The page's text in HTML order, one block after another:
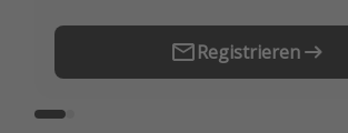
Registrieren